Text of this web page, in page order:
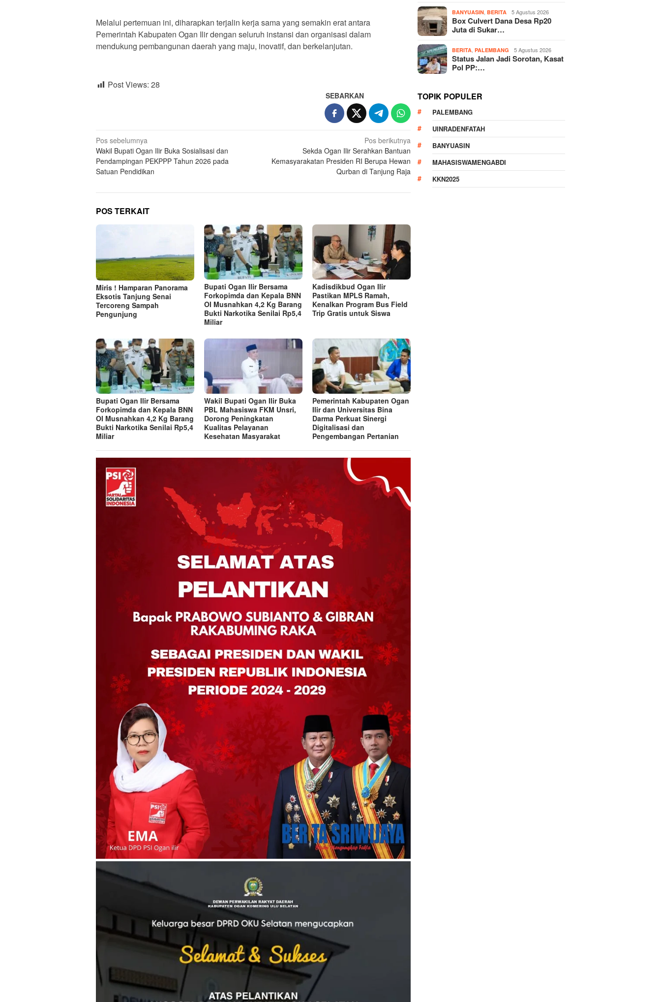
Melalui pertemuan ini, diharapkan terjalin kerja sama yang semakin erat antara
Pemerintah Kabupaten Ogan Ilir dengan seluruh instansi dan organisasi dalam
mendukung pembangunan daerah yang maju, inovatif, dan berkelanjutan.
Post Views: 28
SEBARKAN
Navigasi
pos
Pos sebelumnya
Wakil Bupati Ogan Ilir Buka Sosialisasi dan
Pendampingan PEKPPP Tahun 2026 pada
Satuan Pendidikan
Pos berikutnya
Sekda Ogan Ilir Serahkan Bantuan
Kemasyarakatan Presiden RI Berupa Hewan
Qurban di Tanjung Raja
POS TERKAIT
Miris ! Hamparan Panorama
Eksotis Tanjung Senai
Tercoreng Sampah
Pengunjung
Bupati Ogan Ilir Bersama
Forkopimda dan Kepala BNN
OI Musnahkan 4,2 Kg Barang
Bukti Narkotika Senilai Rp5,4
Miliar
Kadisdikbud Ogan Ilir
Pastikan MPLS Ramah,
Kenalkan Program Bus Field
Trip Gratis untuk Siswa
Bupati Ogan Ilir Bersama
Forkopimda dan Kepala BNN
OI Musnahkan 4,2 Kg Barang
Bukti Narkotika Senilai Rp5,4
Miliar
Wakil Bupati Ogan Ilir Buka
PBL Mahasiswa FKM Unsri,
Dorong Peningkatan
Kualitas Pelayanan
Kesehatan Masyarakat
Pemerintah Kabupaten Ogan
Ilir dan Universitas Bina
Darma Perkuat Sinergi
Digitalisasi dan
Pengembangan Pertanian
BANYUASIN,BERITA 5 Agustus 2026
Box Culvert Dana Desa Rp20
Juta di Sukar…
BERITA,PALEMBANG 5 Agustus 2026
Status Jalan Jadi Sorotan, Kasat
Pol PP:…
TOPIK POPULER
PALEMBANG
UINRADENFATAH
BANYUASIN
MAHASISWAMENGABDI
KKN2025